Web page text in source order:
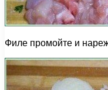
Филе промойте и